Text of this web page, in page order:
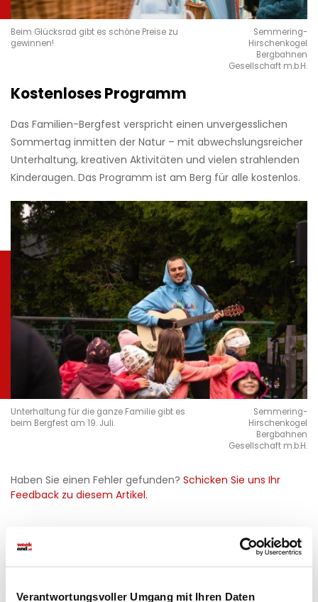
Verantwortungsvoller Umgang mit Ihren Daten
Beim Glücksrad gibt es schöne Preise zu
gewinnen!
Semmering-
Hirschenkogel
Bergbahnen
Gesellschaft m.b.H.
Kostenloses Programm
Das Familien-Bergfest verspricht einen unvergesslichen
Sommertag inmitten der Natur – mit abwechslungsreicher
Unterhaltung, kreativen Aktivitäten und vielen strahlenden
Kinderaugen. Das Programm ist am Berg für alle kostenlos.
Unterhaltung für die ganze Familie gibt es
beim Bergfest am 19. Juli.
Semmering-
Hirschenkogel
Bergbahnen
Gesellschaft m.b.H.
Haben Sie einen Fehler gefunden? Schicken Sie uns Ihr
Feedback zu diesem Artikel.
teilen